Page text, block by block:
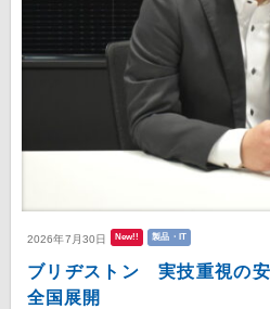
2026年7月30日 New!! 製品・IT
ブリヂストン 実技重視の
全国展開